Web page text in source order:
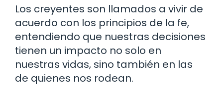
Los creyentes son llamados a vivir de
acuerdo con los principios de la fe,
entendiendo que nuestras decisiones
tienen un impacto no solo en
nuestras vidas, sino también en las
de quienes nos rodean.